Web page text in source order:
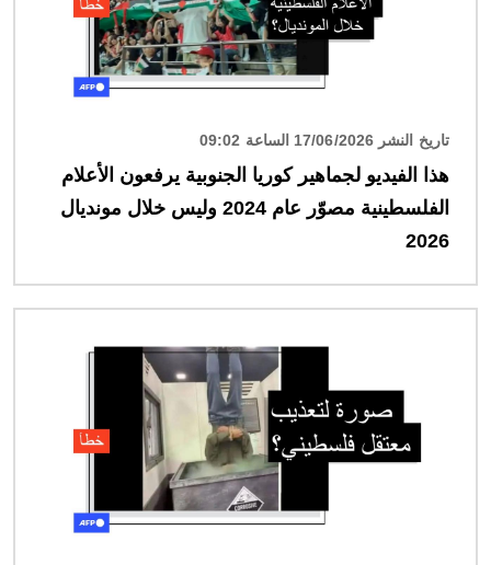
تاريخ النشر 17/06/2026 الساعة 09:02
هذا الفيديو لجماهير كوريا الجنوبية يرفعون الأعلام
الفلسطينية مصوّر عام 2024 وليس خلال مونديال
2026